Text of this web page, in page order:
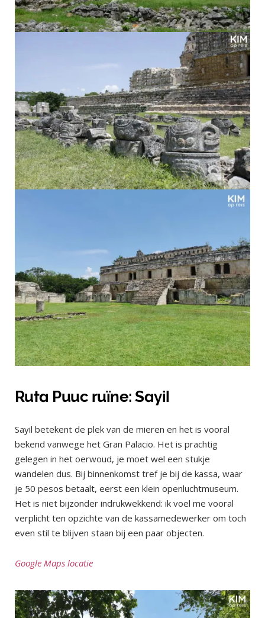
Ruta Puuc ruïne: Sayil
Sayil betekent de plek van de mieren en het is vooral
bekend vanwege het Gran Palacio. Het is prachtig
gelegen in het oerwoud, je moet wel een stukje
wandelen dus. Bij binnenkomst tref je bij de kassa, waar
je 50 pesos betaalt, eerst een klein openluchtmuseum.
Het is niet bijzonder indrukwekkend: ik voel me vooral
verplicht ten opzichte van de kassamedewerker om toch
even stil te blijven staan bij een paar objecten.
Google Maps locatie